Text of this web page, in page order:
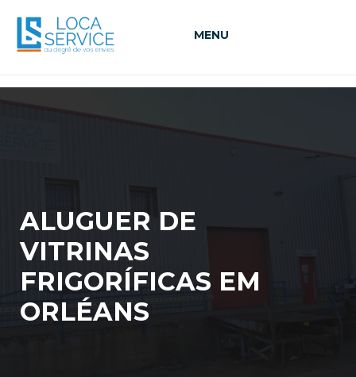
MENU
ALUGUER DE
VITRINAS
FRIGORÍFICAS EM
ORLÉANS